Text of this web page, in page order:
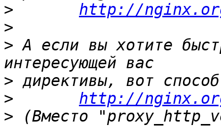
>
http://
>
> А если вы хотите
>
>
http://
> (Вместо